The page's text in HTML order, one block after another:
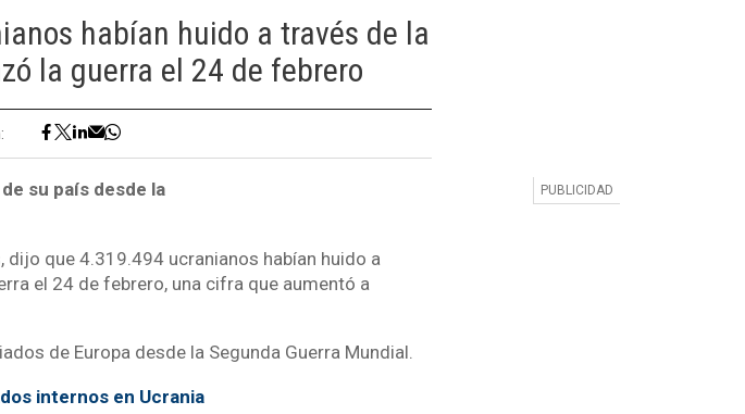
habían huido a través de la
la guerra el 24 de febrero
su país desde la
dijo que 4.319.494 ucranianos habían huido a
el 24 de febrero, una cifra que aumentó a
de Europa desde la Segunda Guerra Mundial.
internos en Ucrania